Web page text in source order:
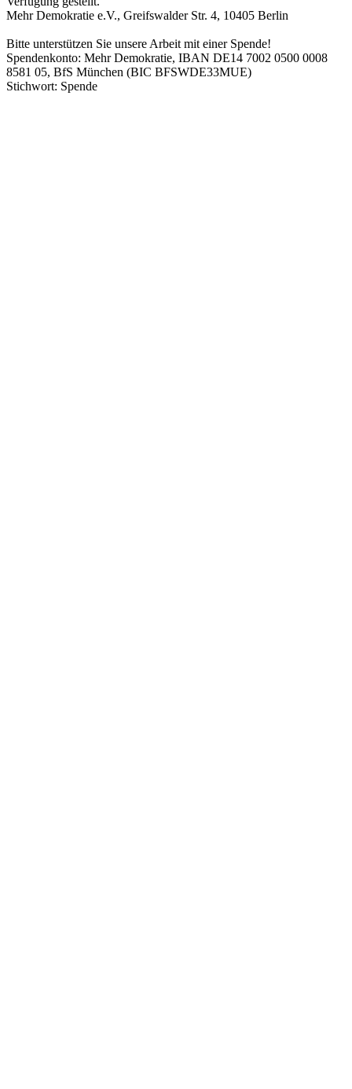
Mehr Demokratie e.V., Greifswalder Str. 4, 10405 Berlin
Bitte unterstützen Sie unsere Arbeit mit einer Spende!
Spendenkonto: Mehr Demokratie, IBAN DE14 7002 0500 0008
8581 05, BfS München (BIC BFSWDE33MUE)
Stichwort: Spende